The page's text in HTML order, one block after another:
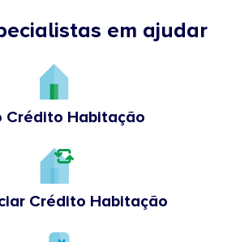
em ajudar
Crédito Habitação
Crédito Habitação